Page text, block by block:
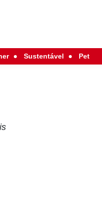
Sustentável Pet